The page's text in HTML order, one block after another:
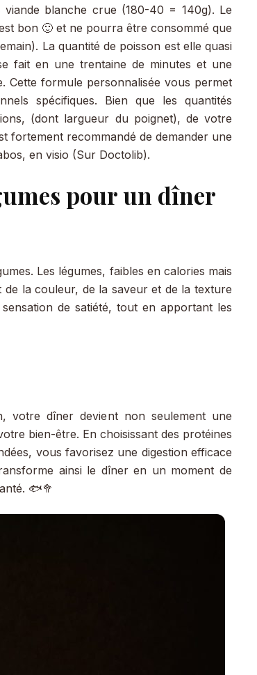
blanche crue (180-40 = 140g). Le
bon 🙂 et ne pourra être consommé que
La quantité de poisson est elle quasi
fait en une trentaine de minutes et une
Cette formule personnalisée vous permet
spécifiques. Bien que les quantités
(dont largueur du poignet), de votre
fortement recommandé de demander une
en visio (Sur Doctolib).
pour un dîner
Les légumes, faibles en calories mais
la couleur, de la saveur et de la texture
de satiété, tout en apportant les
votre dîner devient non seulement une
bien-être. En choisissant des protéines
vous favorisez une digestion efficace
ainsi le dîner en un moment de
🐟🥦